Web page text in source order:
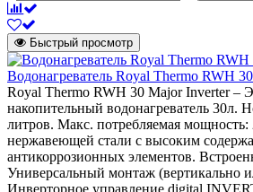
Быстрый просмотр
Водонагреватель Royal Thermo RWH
Royal Thermo RWH 30 Major Inverter –
накопительный водонагреватель 30л.
литров. Макс. потребляемая мощность:
нержавеющей стали с высоким
антикоррозионных элементов.
Универсальный монтаж (вертикально